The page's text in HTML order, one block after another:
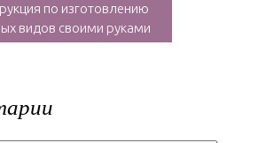
по изготовлению
видов своими руками